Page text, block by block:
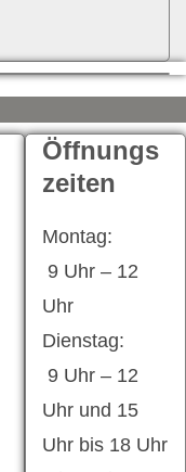
Öffnungs
zeiten
Montag:
9 Uhr – 12
Uhr
Dienstag:
9 Uhr – 12
Uhr und 15
Uhr bis 18 Uhr